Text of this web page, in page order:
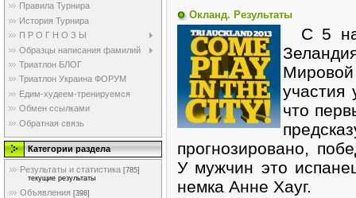
Правила Турнира
История Турнира
П Р О Г Н О З Ы
Образцы написания фамилий
Триатлон БЛОГ
Триатлон Украина ФОРУМ
Едим-худеем-тренируемся
Обмен ссылками
Обратная связь
Категории раздела
Результаты и статистика [785]
текущие результаты
Объявления [398]
Окланд. Результаты
С 5 на
участия
что
прогнозировано,
У мужчин это
немка Анне Хауг.